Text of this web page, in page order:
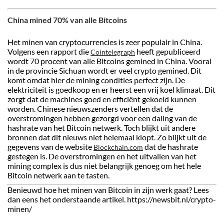
China mined 70% van alle Bitcoins
Het minen van cryptocurrencies is zeer populair in China.
Volgens een rapport dieCointelegraph heeft gepubliceerd
wordt 70 procent van alle Bitcoins gemined in China. Vooral
in de provincie Sichuan wordt er veel crypto gemined. Dit
komt omdat hier de mining condities perfect zijn. De
elektriciteit is goedkoop en er heerst een vrij koel klimaat. Dit
zorgt dat de machines goed en efficiënt gekoeld kunnen
worden. Chinese nieuwszenders vertellen dat de
overstromingen hebben gezorgd voor een daling van de
hashrate van het Bitcoin netwerk. Toch blijkt uit andere
bronnen dat dit nieuws niet helemaal klopt. Zo blijkt uit de
gegevens van de website Blockchain.com dat de hashrate
gestegen is. De overstromingen en het uitvallen van het
mining complex is dus niet belangrijk genoeg om het hele
Bitcoin netwerk aan te tasten.
Benieuwd hoe het minen van Bitcoin in zijn werk gaat? Lees
dan eens het onderstaande artikel. https://newsbit.nl/crypto-
minen/